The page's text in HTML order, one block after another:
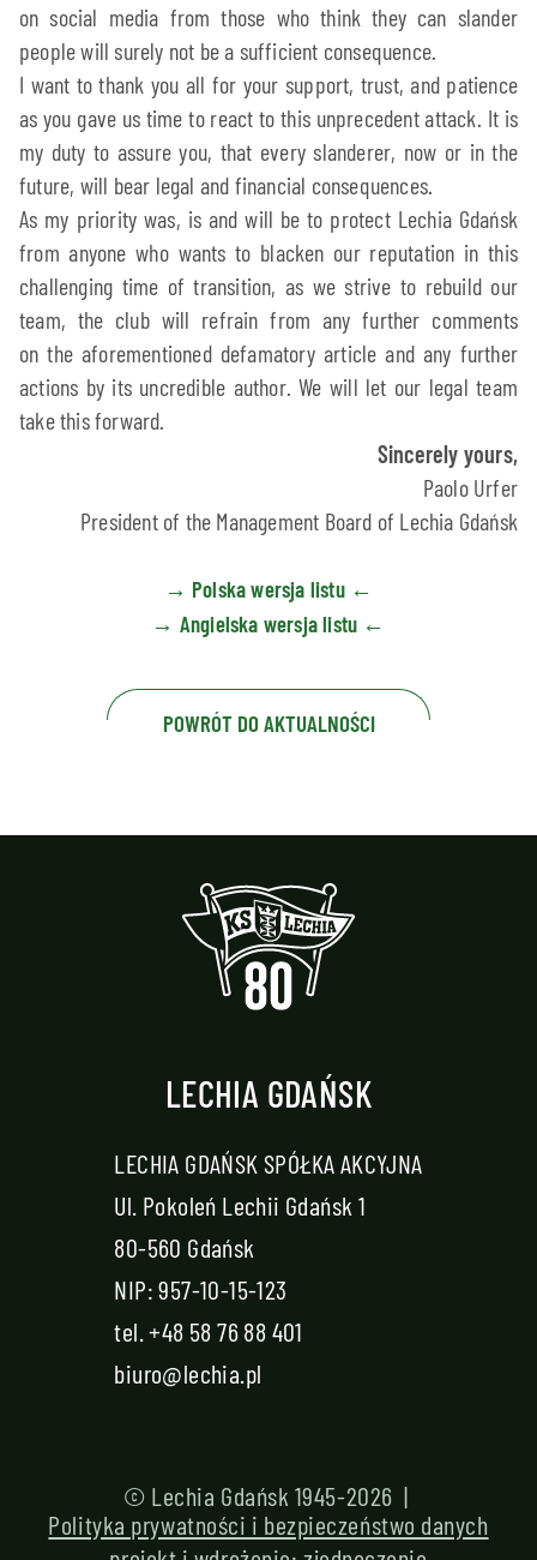
on social media from those who think they can slander
people will surely not be a sufficient consequence.
I want to thank you all for your support, trust, and patience
as you gave us time to react to this unprecedent attack. It is
my duty to assure you, that every slanderer, now or in the
future, will bear legal and financial consequences.
As my priority was, is and will be to protect Lechia Gdańsk
from anyone who wants to blacken our reputation in this
challenging time of transition, as we strive to rebuild our
team, the club will refrain from any further comments
on the aforementioned defamatory article and any further
actions by its uncredible author. We will let our legal team
take this forward.
Sincerely yours,
Paolo Urfer
President of the Management Board of Lechia Gdańsk
→ Polska wersja listu ←
→ Angielska wersja listu ←
POWRÓT DO AKTUALNOŚCI
LECHIA GDAŃSK
LECHIA GDAŃSK SPÓŁKA AKCYJNA
Ul. Pokoleń Lechii Gdańsk 1
80-560 Gdańsk
NIP: 957-10-15-123
tel.+48 58 76 88 401
biuro@lechia.pl
© Lechia Gdańsk 1945-2026 |
Polityka prywatności i bezpieczeństwo danych